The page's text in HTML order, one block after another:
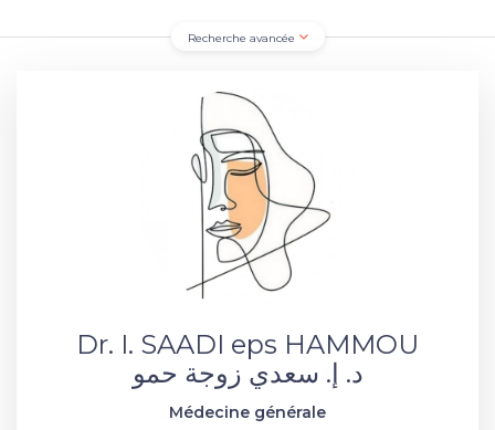
Recherche avancée
Dr. I. SAADI eps HAMMOU
د. إ. سعدي زوجة حمو
Médecine générale